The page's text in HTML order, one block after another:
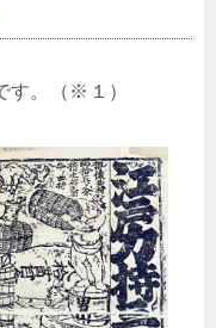
す。（※１）